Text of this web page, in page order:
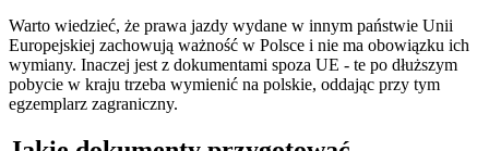
Warto wiedzieć, że prawa jazdy wydane w innym państwie Unii
Europejskiej zachowują ważność w Polsce i nie ma obowiązku ich
wymiany. Inaczej jest z dokumentami spoza UE - te po dłuższym
pobycie w kraju trzeba wymienić na polskie, oddając przy tym
egzemplarz zagraniczny.